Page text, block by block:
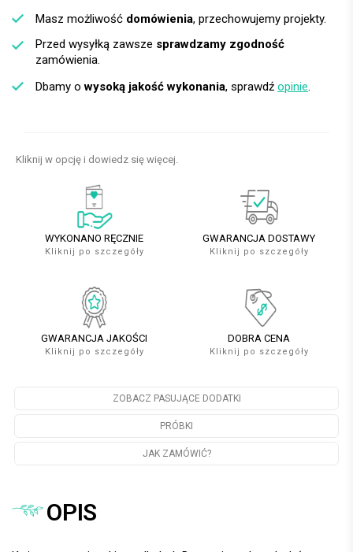
Masz możliwość domówienia, przechowujemy projekty.
Przed wysyłką zawsze sprawdzamy zgodność
zamówienia.
Dbamy owysoką jakość wykonania, sprawdź opinie.
Kliknij w opcję i dowiedz się więcej.
WYKONANO RĘCZNIE
Kliknij po szczegóły
GWARANCJA DOSTAWY
Kliknij po szczegóły
GWARANCJA JAKOŚCI
Kliknij po szczegóły
DOBRA CENA
Kliknij po szczegóły
ZOBACZ PASUJĄCE DODATKI
PRÓBKI
JAK ZAMÓWIĆ?
OPIS